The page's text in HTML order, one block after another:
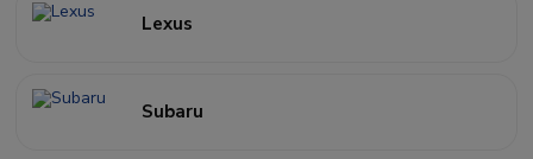
Lexus
Subaru